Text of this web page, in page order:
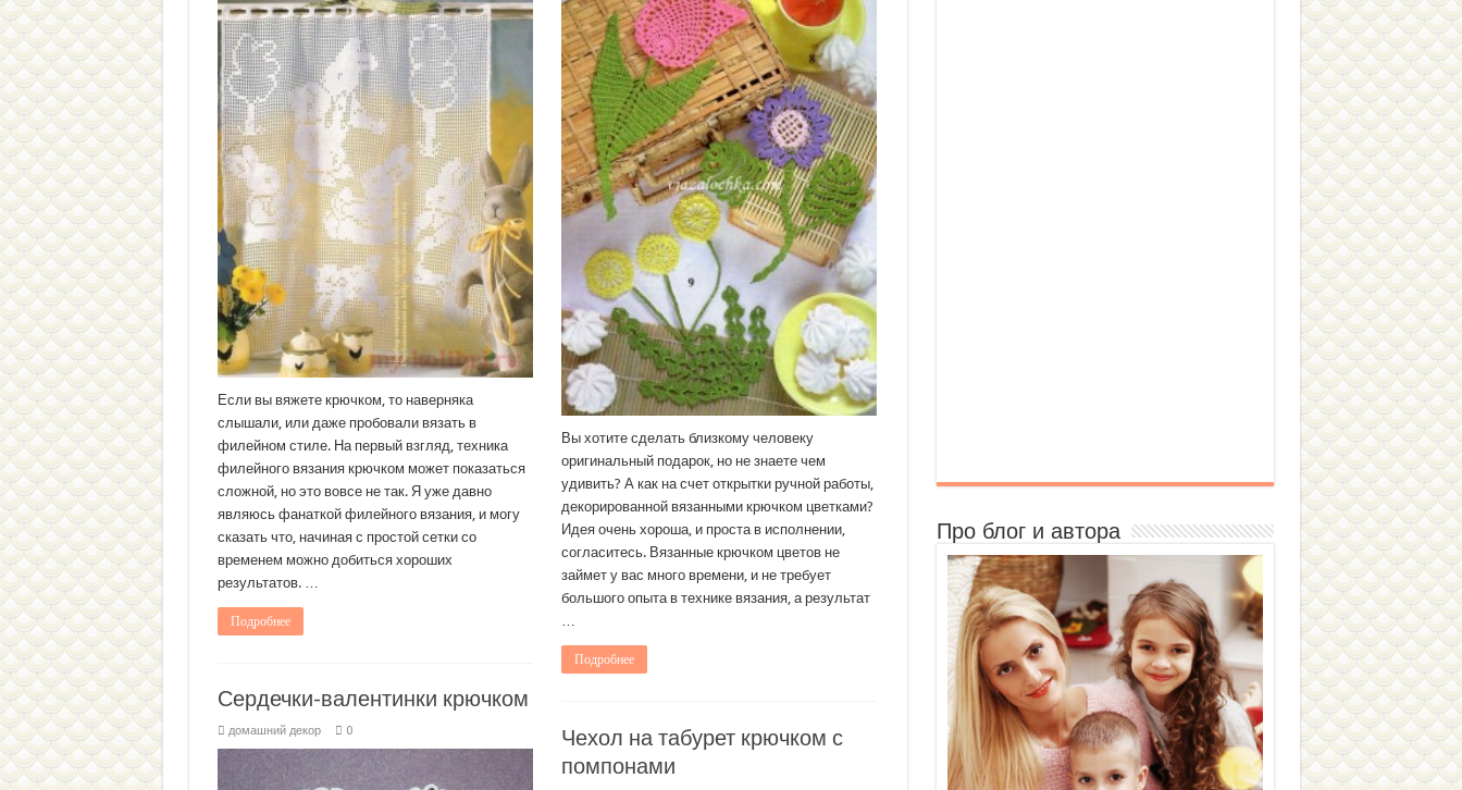
Если вы вяжете крючком, то наверняка
слышали, или даже пробовали вязать в
филейном стиле. На первый взгляд, техника
филейного вязания крючком может показаться
сложной, но это вовсе не так. Я уже давно
являюсь фанаткой филейного вязания, и могу
сказать что, начиная с простой сетки со
временем можно добиться хороших
результатов. …
Подробнее
Вы хотите сделать близкому человеку
оригинальный подарок, но не знаете чем
удивить? А как на счет открытки ручной работы,
декорированной вязанными крючком цветками?
Идея очень хороша, и проста в исполнении,
согласитесь. Вязанные крючком цветов не
займет у вас много времени, и не требует
большого опыта в технике вязания, а результат
…
Подробнее
Сердечки-валентинки крючком
домашний декор 0
Чехол на табурет крючком с
помпонами
Про блог и автора